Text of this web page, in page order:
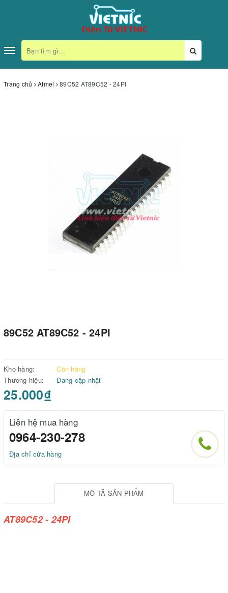
Toggle
navigation
Trang chủ Atmel 89C52 AT89C52 - 24PI
89C52 AT89C52 - 24PI
Kho hàng:
Còn hàng
Thương hiệu:
Đang cập nhật
25.000₫
Liên hệ mua hàng
0964-230-278
Địa chỉ cửa hàng
MÔ TẢ SẢN PHẨM
AT89C52 - 24PI